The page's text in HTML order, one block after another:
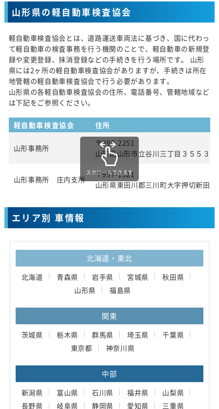
山形県の軽自動車検査協会
軽自動車検査協会とは、道路運送車両法に基づき、国に代わっ
て軽自動車の検査事務を行う機関のことで、軽自動車の新規登
録や変更登録、抹消登録などの手続きを行う場所です。 山形
県には2ヶ所の軽自動車検査協会がありますが、手続きは所在
地管轄の軽自動車検査協会で行う必要があります。
山形県の各軽自動車検査協会の住所、電話番号、管轄地域など
は下記をご参照ください。
軽自動車検査協会 住所
山形事務所
〒990-2251
山形県山形市立谷川三丁目３５５３番
山形事務所 庄内支所
〒997-1321
山形県東田川郡三川町大字押切新田
スクロールできます
エリア別 車情報
北海道・東北
北海道 青森県 岩手県 宮城県
秋田県
山形県
福島県
関東
茨城県 栃木県 群馬県 埼玉県
千葉県
東京都
神奈川県
中部
新潟県 富山県 石川県 福井県
山梨県
長野県
岐阜県 静岡県 愛知県 三重県